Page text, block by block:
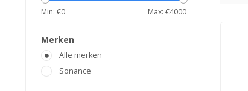
Min: €0 Max: €4000
Merken
Alle merken
Sonance